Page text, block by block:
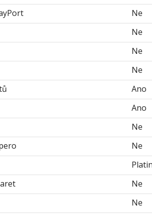
Ne
Ne
Ne
Ne
Ano
Ano
Ne
Ne
Ne
Ne